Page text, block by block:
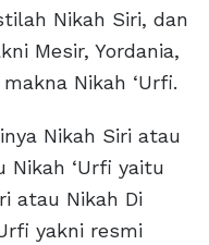
Nikah Siri, dan
Mesir, Yordania,
Nikah ‘Urfi.
Nikah Siri atau
Nikah ‘Urfi yaitu
atau Nikah Di
yakni resmi